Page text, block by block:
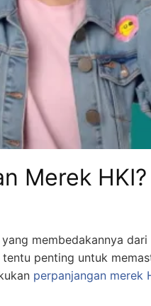
Merek HKI?
membedakannya
penting untuk
perpanjangan merek